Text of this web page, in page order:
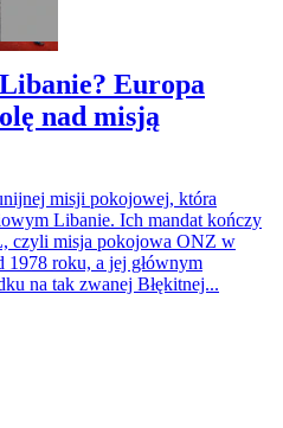
Europa
nad misją
misji pokojowej, która
Libanie. Ich mandat kończy
czyli misja pokojowa ONZ w
1978 roku, a jej głównym
na tak zwanej Błękitnej...